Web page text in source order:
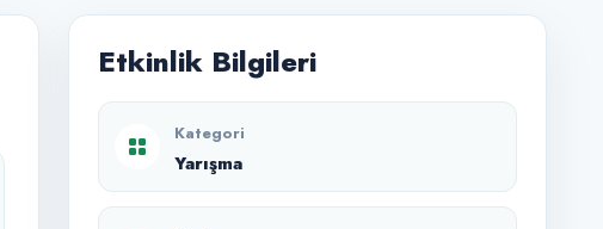
Etkinlik Bilgileri
Kategori
Yarışma